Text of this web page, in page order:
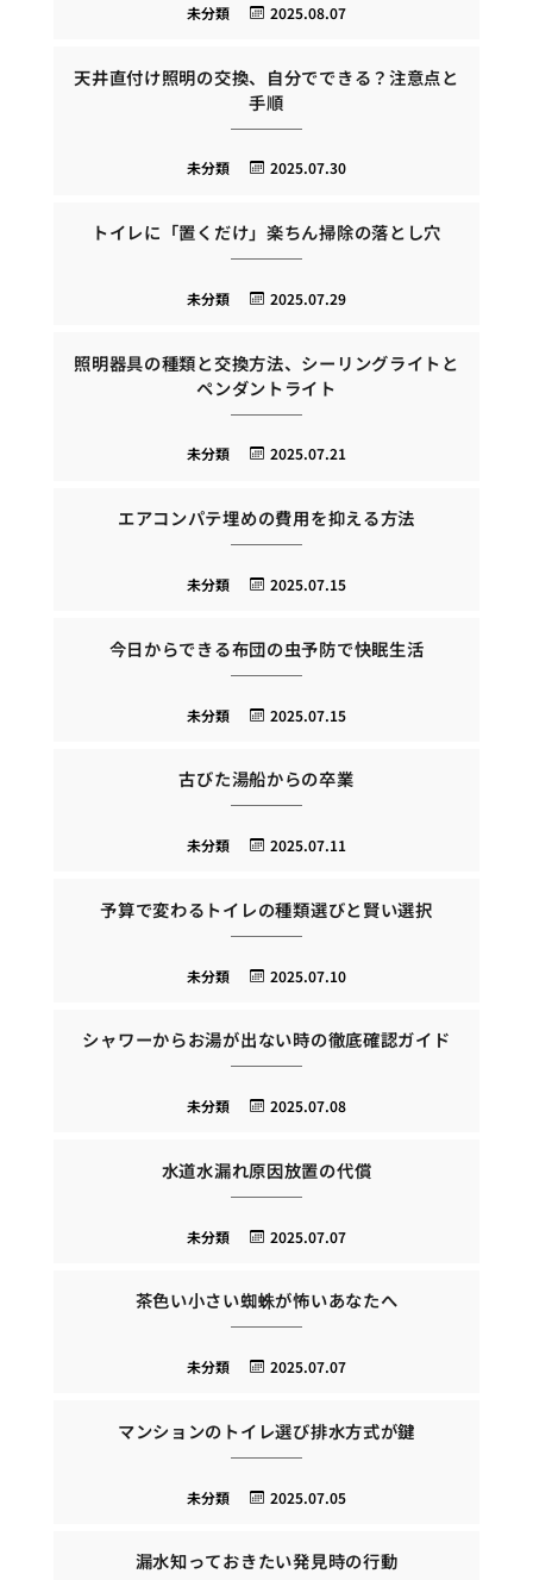
2025.08.07
未分類
天井直付け照明の交換、自分でできる？注意点と
手順
2025.07.30
未分類
トイレに「置くだけ」楽ちん掃除の落とし穴
2025.07.29
未分類
照明器具の種類と交換方法、シーリングライトと
ペンダントライト
2025.07.21
未分類
エアコンパテ埋めの費用を抑える方法
2025.07.15
未分類
今日からできる布団の虫予防で快眠生活
2025.07.15
未分類
古びた湯船からの卒業
2025.07.11
未分類
予算で変わるトイレの種類選びと賢い選択
2025.07.10
未分類
シャワーからお湯が出ない時の徹底確認ガイド
2025.07.08
未分類
水道水漏れ原因放置の代償
2025.07.07
未分類
茶色い小さい蜘蛛が怖いあなたへ
2025.07.07
未分類
マンションのトイレ選び排水方式が鍵
2025.07.05
未分類
漏水知っておきたい発見時の行動